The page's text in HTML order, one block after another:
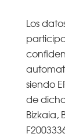
Los
siendo
de
Bizkaia,